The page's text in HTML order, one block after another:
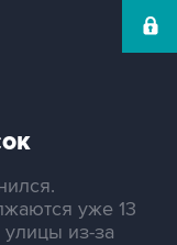
уже 13
из-за